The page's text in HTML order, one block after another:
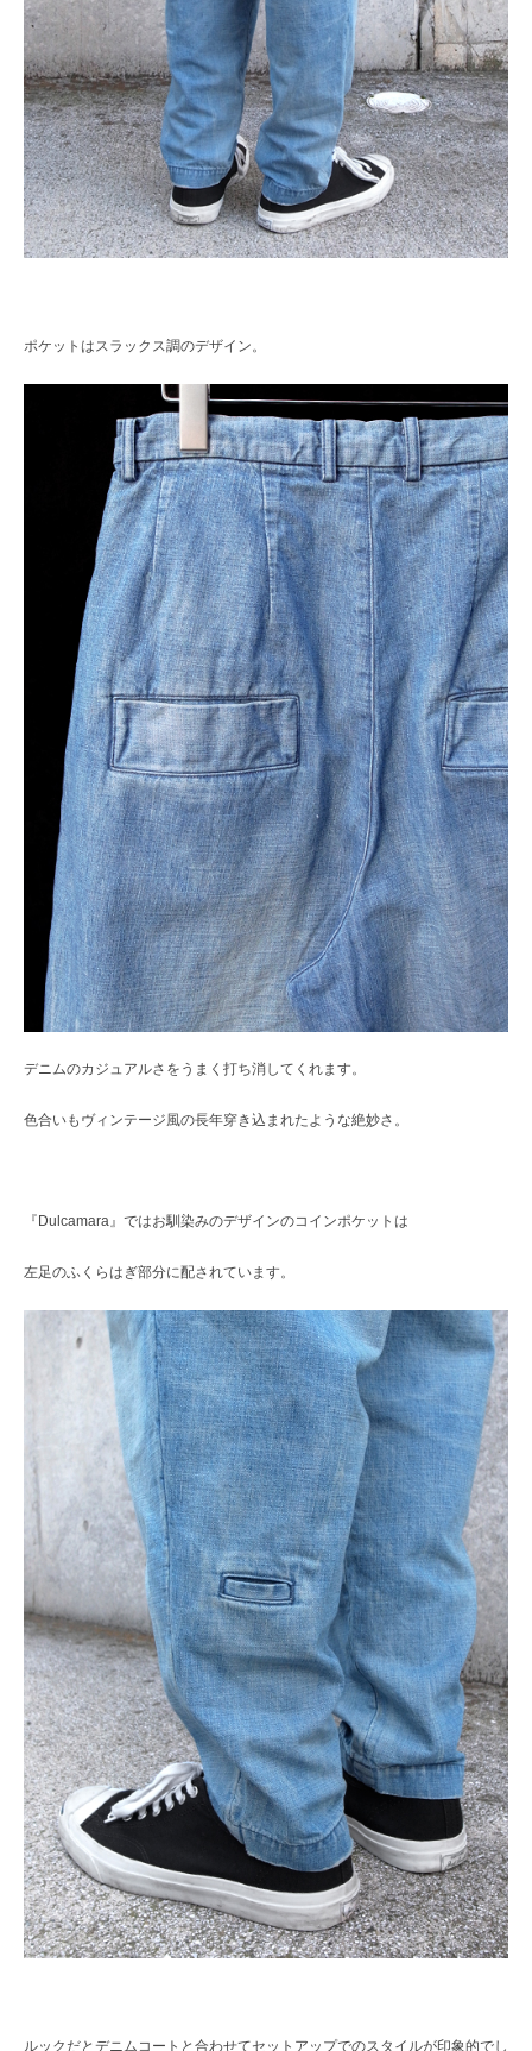
ポケットはスラックス調のデザイン。
デニムのカジュアルさをうまく打ち消してくれます。
色合いもヴィンテージ風の長年穿き込まれたような絶妙さ。
『Dulcamara』ではお馴染みのデザインのコインポケットは
左足のふくらはぎ部分に配されています。
ルックだとデニムコートと合わせてセットアップでのスタイルが印象的でし